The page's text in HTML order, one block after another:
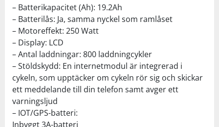
– Batterikapacitet (Ah): 19.2Ah
– Batterilås: Ja, samma nyckel som ramlåset
– Motoreffekt: 250 Watt
– Display: LCD
– Antal laddningar: 800 laddningcykler
– Stöldskydd: En internetmodul är integrerad i
cykeln, som upptäcker om cykeln rör sig och skickar
ett meddelande till din telefon samt avger ett
varningsljud
– IOT/GPS-batteri:
Inbyggt 3A-batteri